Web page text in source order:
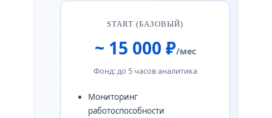
START (БАЗОВЫЙ)
~ 15 000 ₽/мес
Фонд: до 5 часов аналитика
Мониторинг
работоспособности